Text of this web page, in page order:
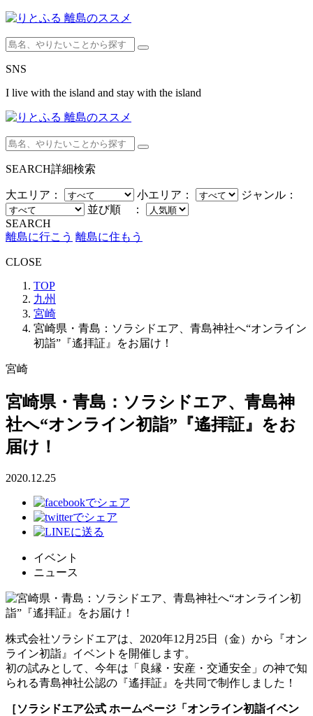
SNS
I live with the island and stay with the island
SEARCH詳細検索
大エリア： 小エリア：
ジャンル：
並び順 ：
SEARCH
離島に行こう 離島に住もう
CLOSE
TOP
九州
宮崎
宮崎県・青島：ソラシドエア、青島神社へ“オンライン
初詣”『遙拝証』をお届け！
宮崎
宮崎県・青島：ソラシドエア、青島神
社へ“オンライン初詣”『遙拝証』をお
届け！
2020.12.25
イベント
ニュース
株式会社ソラシドエアは、2020年12月25日（金）から『オン
ライン初詣』イベントを開催します。
初の試みとして、今年は「良縁・安産・交通安全」の神で知
られる青島神社公認の『遙拝証』を共同で制作しました！
［ソラシドエア公式 ホームページ「オンライン初詣イベン